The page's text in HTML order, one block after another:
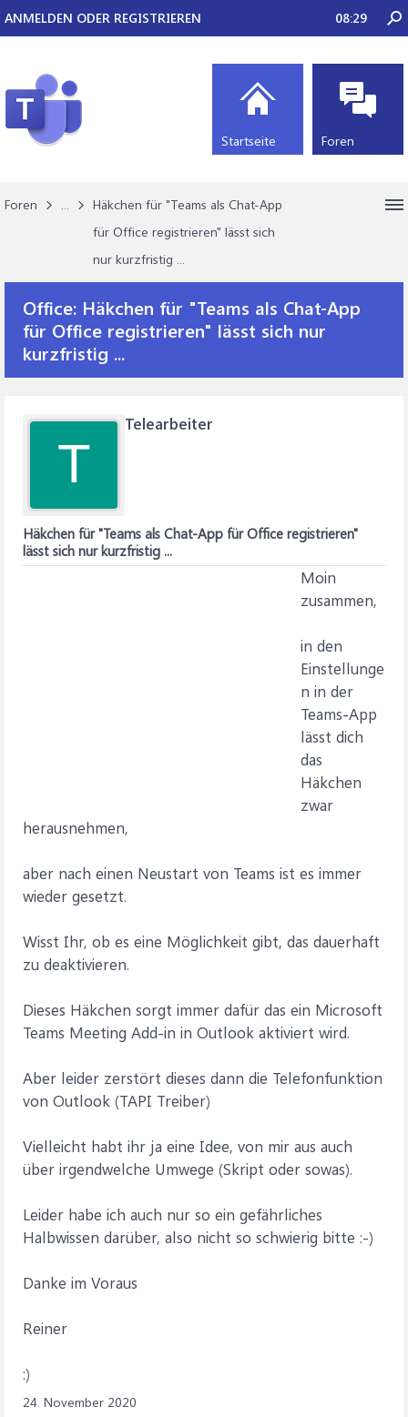
Foren ...
Häkchen für "Teams als Chat-App
für Office registrieren" lässt sich
nur kurzfristig ...
Office: Häkchen für "Teams als Chat-App
für Office registrieren" lässt sich nur
kurzfristig ...
T
Telearbeiter
Häkchen für "Teams als Chat-App für Office registrieren"
lässt sich nur kurzfristig ...
Moin
zusammen,
in den
Einstellunge
n in der
Teams-App
lässt dich
das
Häkchen
zwar
herausnehmen,
aber nach einen Neustart von Teams ist es immer
wieder gesetzt.
Wisst Ihr, ob es eine Möglichkeit gibt, das dauerhaft
zu deaktivieren.
Dieses Häkchen sorgt immer dafür das ein Microsoft
Teams Meeting Add-in in Outlook aktiviert wird.
Aber leider zerstört dieses dann die Telefonfunktion
von Outlook (TAPI Treiber)
Vielleicht habt ihr ja eine Idee, von mir aus auch
über irgendwelche Umwege (Skript oder sowas).
Leider habe ich auch nur so ein gefährliches
Halbwissen darüber, also nicht so schwierig bitte :-)
Danke im Voraus
Reiner
:)
24. November 2020
ANMELDEN ODER REGISTRIEREN 08:29
Startseite Foren